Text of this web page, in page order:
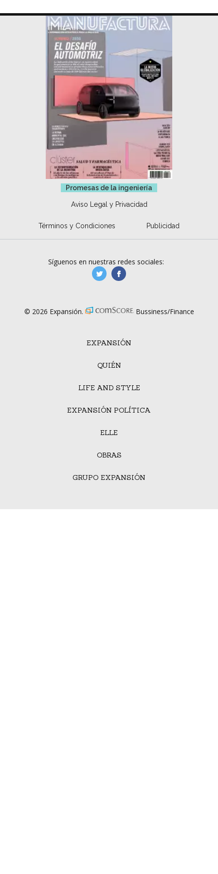
Promesas de la ingeniería
Aviso Legal y Privacidad
Términos y Condiciones Publicidad
EXPANSIÓN
QUIÉN
LIFE AND STYLE
EXPANSIÓN POLÍTICA
ELLE
OBRAS
GRUPO EXPANSIÓN
Síguenos en nuestras redes sociales:
manufacturaGE
© 2026 Expansión. Bussiness/Finance